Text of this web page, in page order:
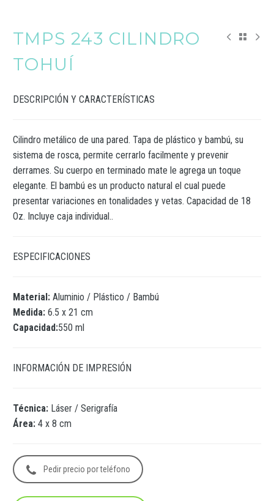
TMPS 243 CILINDRO
TOHUÍ
DESCRIPCIÓN Y CARACTERÍSTICAS
Cilindro metálico de una pared. Tapa de plástico y bambú, su
sistema de rosca, permite cerrarlo facilmente y prevenir
derrames. Su cuerpo en terminado mate le agrega un toque
elegante. El bambú es un producto natural el cual puede
presentar variaciones en tonalidades y vetas. Capacidad de 18
Oz. Incluye caja individual..
ESPECIFICACIONES
Material: Aluminio / Plástico / Bambú
Medida: 6.5 x 21 cm
Capacidad:550 ml
INFORMACIÓN DE IMPRESIÓN
Técnica: Láser / Serigrafía
Área: 4 x 8 cm
Pedir precio por teléfono